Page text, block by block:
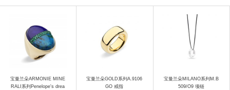
宝曼兰朵ARMONIE MINE
RALI系列Penelope's drea
宝曼兰朵GOLD系列A.9106
GO 戒指
宝曼兰朵MILANO系列M.B
509/O9 项链